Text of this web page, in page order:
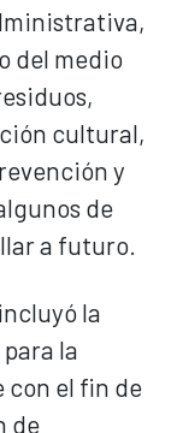
del medio
cultural,
y
de
a futuro.
la
la
con el fin de
de